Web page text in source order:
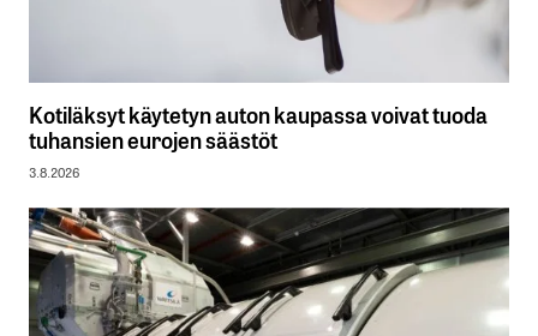
Kotiläksyt käytetyn auton kaupassa voivat tuoda
tuhansien eurojen säästöt
3.8.2026